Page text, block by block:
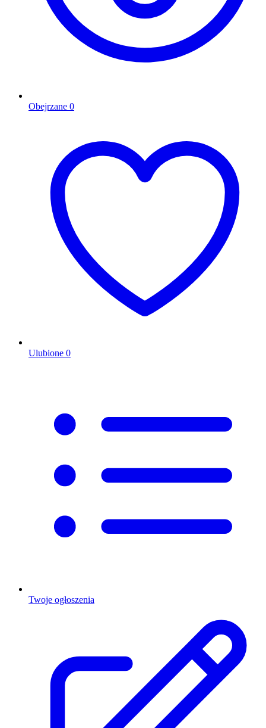
Obejrzane 0
Ulubione 0
Twoje ogłoszenia